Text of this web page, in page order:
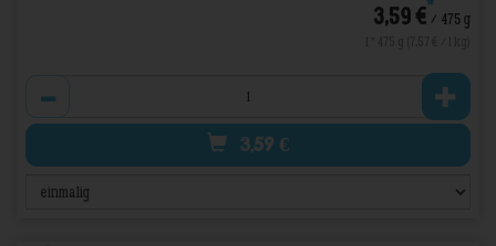
3,59 €*/ 475 g
3,59 €